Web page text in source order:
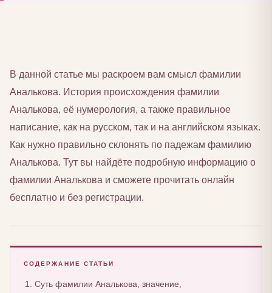
В данной статье мы раскроем вам смысл фамилии
Аналькова. История происхождения фамилии
Аналькова, её нумерология, а также правильное
написание, как на русском, так и на английском языках.
Как нужно правильно склонять по падежам фамилию
Аналькова. Тут вы найдёте подробную информацию о
фамилии Аналькова и сможете прочитать онлайн
бесплатно и без регистрации.
СОДЕРЖАНИЕ СТАТЬИ
Суть фамилии Аналькова, значение,